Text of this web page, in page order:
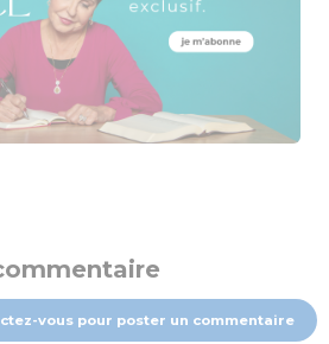
vous pour poster un commentaire